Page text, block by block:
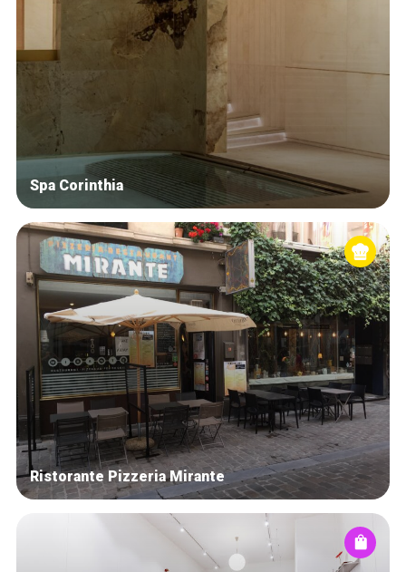
Spa Corinthia
Ristorante Pizzeria Mirante